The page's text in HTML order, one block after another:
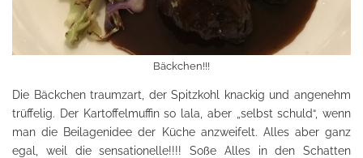
Bäckchen!!!
Die Bäckchen traumzart, der Spitzkohl knackig und angenehm
trüffelig. Der Kartoffelmuffin so lala, aber „selbst schuld“, wenn
man die Beilagenidee der Küche anzweifelt. Alles aber ganz
egal, weil die sensationelle!!!! Soße Alles in den Schatten